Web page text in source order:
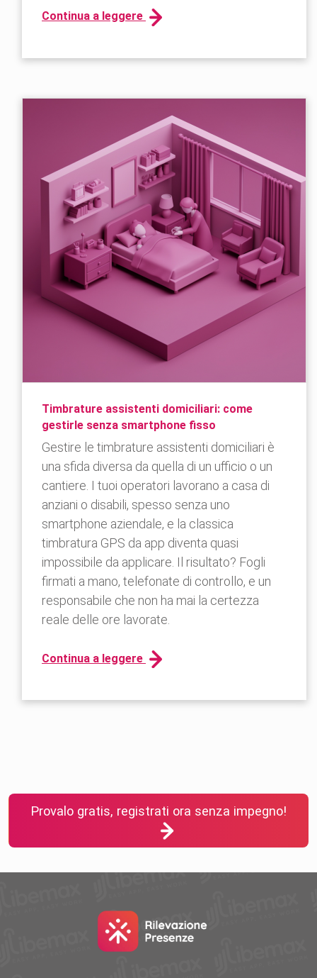
Continua a leggere
Timbrature assistenti domiciliari: come
gestirle senza smartphone fisso
Gestire le timbrature assistenti domiciliari è
una sfida diversa da quella di un ufficio o un
cantiere. I tuoi operatori lavorano a casa di
anziani o disabili, spesso senza uno
smartphone aziendale, e la classica
timbratura GPS da app diventa quasi
impossibile da applicare. Il risultato? Fogli
firmati a mano, telefonate di controllo, e un
responsabile che non ha mai la certezza
reale delle ore lavorate.
Continua a leggere
Provalo gratis, registrati ora senza impegno!